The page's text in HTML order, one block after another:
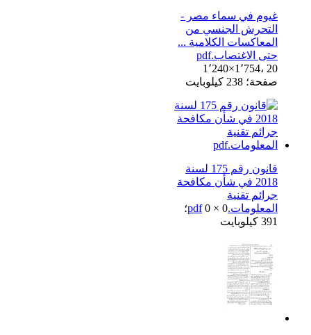
غيوم في سماء مصر -
التحرش الجنسي من
المعاكسات الكلامية ...
حتى الاغتصاب.pdf
1٬240×1٬754، 20
صفحة؛ 238 كيلوبايت
قانون رقم 175 لسنة
2018 في شأن مكافحة
جرائم تقنية
المعلومات.pdf
0 × 0؛
391 كيلوبايت